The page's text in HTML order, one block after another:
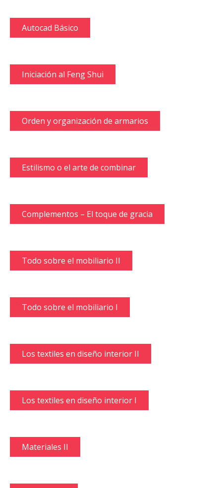
Autocad Básico
Iniciación al Feng Shui
Orden y organización de armarios
Estilismo o el arte de combinar
Complementos – El toque de gracia
Todo sobre el mobiliario II
Todo sobre el mobiliario I
Los textiles en diseño interior II
Los textiles en diseño interior I
Materiales II